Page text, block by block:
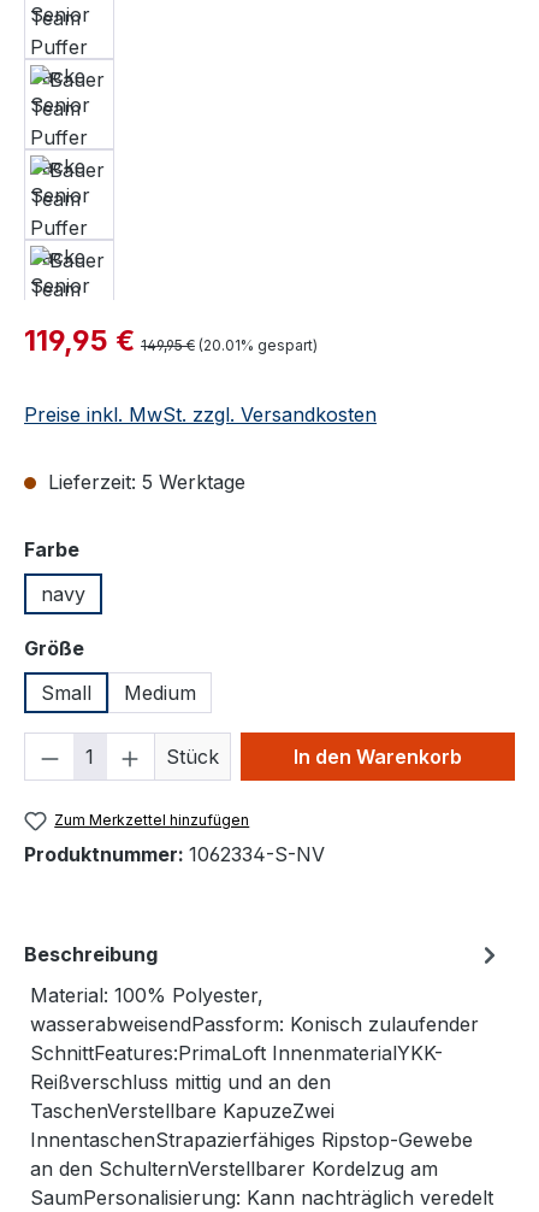
Verkaufspreis:
119,95 € Regulärer Preis:
149,95 € (20.01% gespart)
Preise inkl. MwSt. zzgl. Versandkosten
Lieferzeit: 5 Werktage
Farbeauswählen
navy
Größeauswählen
Small
Medium
Produkt Anzahl: Gib den
Stück In den Warenkorb
Zum Merkzettel hinzufügen
Produktnummer: 1062334-S-NV
Beschreibung
Material: 100% Polyester,
wasserabweisendPassform: Konisch zulaufender
SchnittFeatures:PrimaLoft InnenmaterialYKK-
Reißverschluss mittig und an den
TaschenVerstellbare KapuzeZwei
InnentaschenStrapazierfähiges Ripstop-Gewebe
an den SchulternVerstellbarer Kordelzug am
SaumPersonalisierung: Kann nachträglich veredelt